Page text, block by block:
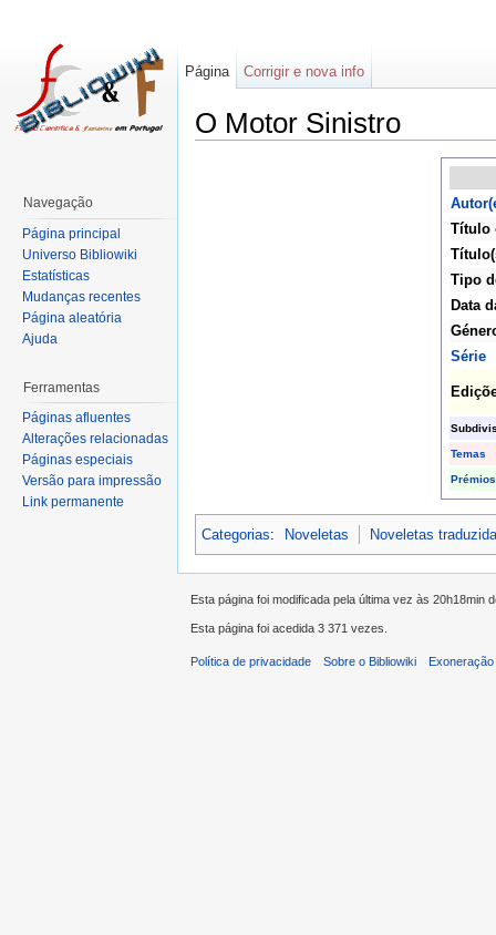
O Motor Sinistro
Título
Tipo
Data
Série
Temas
Prémios
Categorias: Noveletas Noveletas
Página Corrigir e nova info
Navegação
Página principal
Universo Bibliowiki
Estatísticas
Mudanças recentes
Página aleatória
Ajuda
Ferramentas
Páginas afluentes
Alterações relacionadas
Páginas especiais
Versão para impressão
Link permanente
Esta página foi modificada pela última vez às 20h18min
Esta página foi acedida 3 371 vezes.
Política de privacidade Sobre o Bibliowiki